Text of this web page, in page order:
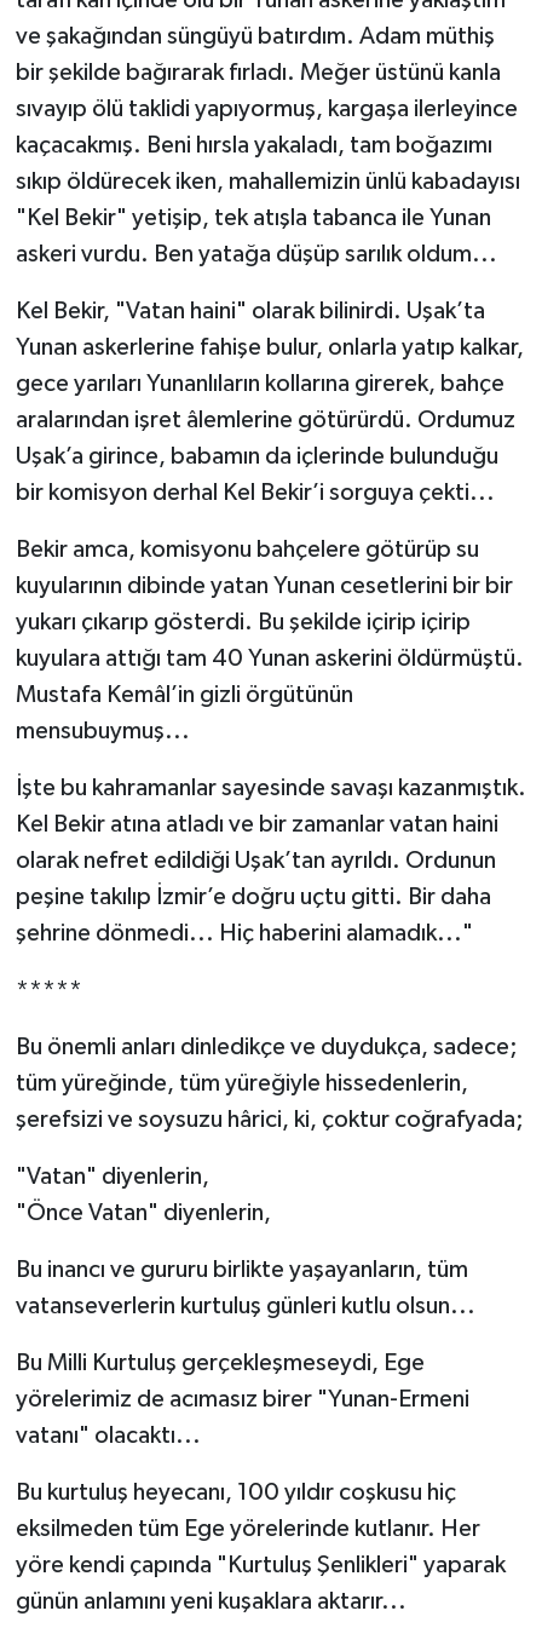
ve şakağından süngüyü batırdım. Adam müthiş
bir şekilde bağırarak fırladı. Meğer üstünü kanla
sıvayıp ölü taklidi yapıyormuş, kargaşa ilerleyince
kaçacakmış. Beni hırsla yakaladı, tam boğazımı
sıkıp öldürecek iken, mahallemizin ünlü kabadayısı
"Kel Bekir" yetişip, tek atışla tabanca ile Yunan
askeri vurdu. Ben yatağa düşüp sarılık oldum...
Kel Bekir, "Vatan haini" olarak bilinirdi. Uşak’ta
Yunan askerlerine fahişe bulur, onlarla yatıp kalkar,
gece yarıları Yunanlıların kollarına girerek, bahçe
aralarından işret âlemlerine götürürdü. Ordumuz
Uşak’a girince, babamın da içlerinde bulunduğu
bir komisyon derhal Kel Bekir’i sorguya çekti...
Bekir amca, komisyonu bahçelere götürüp su
kuyularının dibinde yatan Yunan cesetlerini bir bir
yukarı çıkarıp gösterdi. Bu şekilde içirip içirip
kuyulara attığı tam 40 Yunan askerini öldürmüştü.
Mustafa Kemâl’in gizli örgütünün
mensubuymuş...
İşte bu kahramanlar sayesinde savaşı kazanmıştık.
Kel Bekir atına atladı ve bir zamanlar vatan haini
olarak nefret edildiği Uşak’tan ayrıldı. Ordunun
peşine takılıp İzmir’e doğru uçtu gitti. Bir daha
şehrine dönmedi... Hiç haberini alamadık..."
*****
Bu önemli anları dinledikçe ve duydukça, sadece;
tüm yüreğinde, tüm yüreğiyle hissedenlerin,
şerefsizi ve soysuzu hârici, ki, çoktur coğrafyada;
"Vatan" diyenlerin,
"Önce Vatan" diyenlerin,
Bu inancı ve gururu birlikte yaşayanların, tüm
vatanseverlerin kurtuluş günleri kutlu olsun...
Bu Milli Kurtuluş gerçekleşmeseydi, Ege
yörelerimiz de acımasız birer "Yunan-Ermeni
vatanı" olacaktı...
Bu kurtuluş heyecanı, 100 yıldır coşkusu hiç
eksilmeden tüm Ege yörelerinde kutlanır. Her
yöre kendi çapında "Kurtuluş Şenlikleri" yaparak
günün anlamını yeni kuşaklara aktarır...